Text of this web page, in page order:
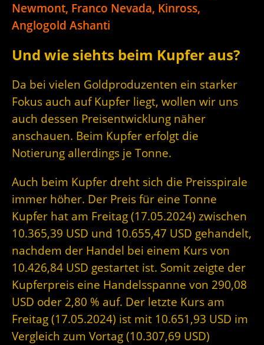
Newmont, Franco Nevada, Kinross,
Anglogold Ashanti
Und wie siehts beim Kupfer aus?
Da bei vielen Goldproduzenten ein starker
Fokus auch auf Kupfer liegt, wollen wir uns
auch dessen Preisentwicklung näher
anschauen. Beim Kupfer erfolgt die
Notierung allerdings je Tonne.
Auch beim Kupfer dreht sich die Preisspirale
immer höher. Der Preis für eine Tonne
Kupfer hat am Freitag (17.05.2024) zwischen
10.365,39 USD und 10.655,47 USD gehandelt,
nachdem der Handel bei einem Kurs von
10.426,84 USD gestartet ist. Somit zeigte der
Kupferpreis eine Handelsspanne von 290,08
USD oder 2,80 % auf. Der letzte Kurs am
Freitag (17.05.2024) ist mit 10.651,93 USD im
Vergleich zum Vortag (10.307,69 USD)